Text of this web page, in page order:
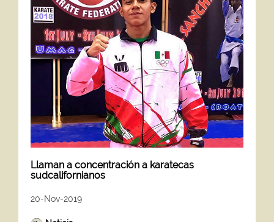
Llaman a concentración a karatecas
sudcalifornianos
20-Nov-2019